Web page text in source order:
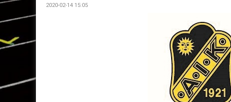
2020-02-14 15:05